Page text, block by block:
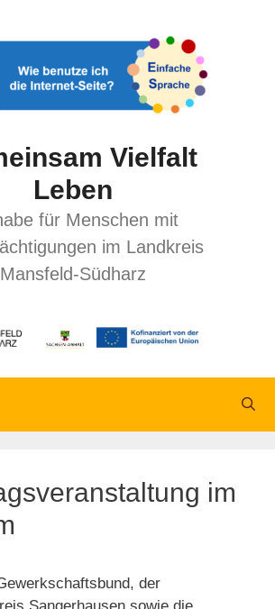
Vielfalt
Leben
für Menschen mit
im Landkreis
Mansfeld-Südharz
im
der
Sangerhausen sowie die